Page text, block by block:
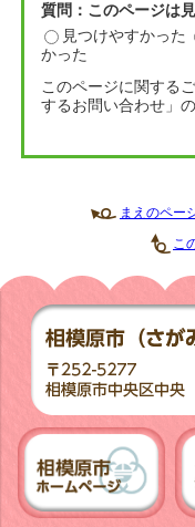
質問：このページは
見つけやすかった
かった
このページに関する
するお問い合わせ」
まえのペー
こ